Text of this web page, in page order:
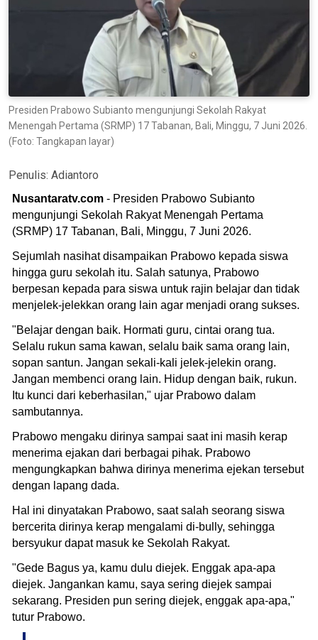
Presiden Prabowo Subianto mengunjungi Sekolah Rakyat
Menengah Pertama (SRMP) 17 Tabanan, Bali, Minggu, 7 Juni 2026.
(Foto: Tangkapan layar)
Penulis: Adiantoro
Nusantaratv.com - Presiden Prabowo Subianto
mengunjungi Sekolah Rakyat Menengah Pertama
(SRMP) 17 Tabanan, Bali, Minggu, 7 Juni 2026.
Sejumlah nasihat disampaikan Prabowo kepada siswa
hingga guru sekolah itu. Salah satunya, Prabowo
berpesan kepada para siswa untuk rajin belajar dan tidak
menjelek-jelekkan orang lain agar menjadi orang sukses.
"Belajar dengan baik. Hormati guru, cintai orang tua.
Selalu rukun sama kawan, selalu baik sama orang lain,
sopan santun. Jangan sekali-kali jelek-jelekin orang.
Jangan membenci orang lain. Hidup dengan baik, rukun.
Itu kunci dari keberhasilan," ujar Prabowo dalam
sambutannya.
Prabowo mengaku dirinya sampai saat ini masih kerap
menerima ejakan dari berbagai pihak. Prabowo
mengungkapkan bahwa dirinya menerima ejekan tersebut
dengan lapang dada.
Hal ini dinyatakan Prabowo, saat salah seorang siswa
bercerita dirinya kerap mengalami di-bully, sehingga
bersyukur dapat masuk ke Sekolah Rakyat.
"Gede Bagus ya, kamu dulu diejek. Enggak apa-apa
diejek. Jangankan kamu, saya sering diejek sampai
sekarang. Presiden pun sering diejek, enggak apa-apa,"
tutur Prabowo.